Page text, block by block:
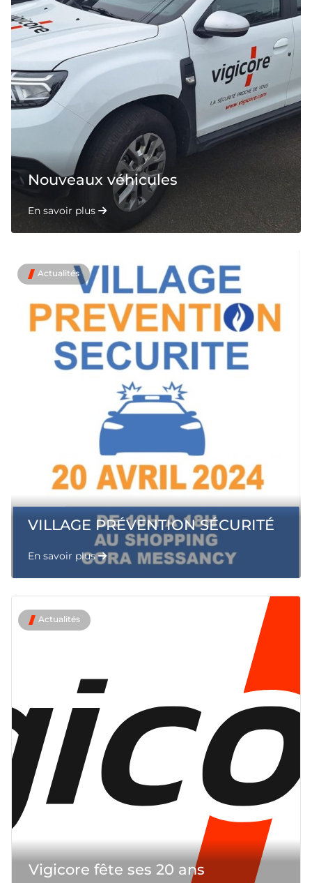
Nouveaux véhicules
En savoir plus
Actualités
VILLAGE PRÉVENTION SÉCURITÉ
En savoir plus
Actualités
Vigicore fête ses 20 ans